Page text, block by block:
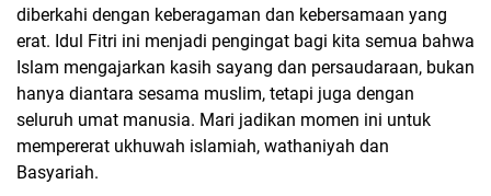
diberkahi dengan keberagaman dan kebersamaan yang
erat. Idul Fitri ini menjadi pengingat bagi kita semua bahwa
Islam mengajarkan kasih sayang dan persaudaraan, bukan
hanya diantara sesama muslim, tetapi juga dengan
seluruh umat manusia. Mari jadikan momen ini untuk
mempererat ukhuwah islamiah, wathaniyah dan
Basyariah.